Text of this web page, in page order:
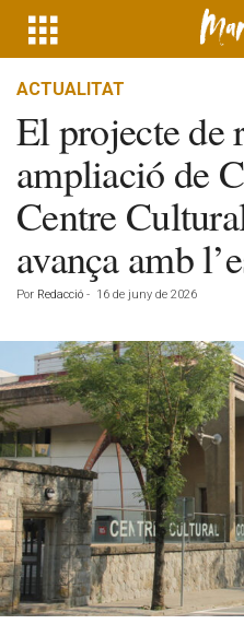
ACTUALITAT
El projecte de
ampliació de
Centre
avança amb
Por Redacció - 16 de juny de 2026